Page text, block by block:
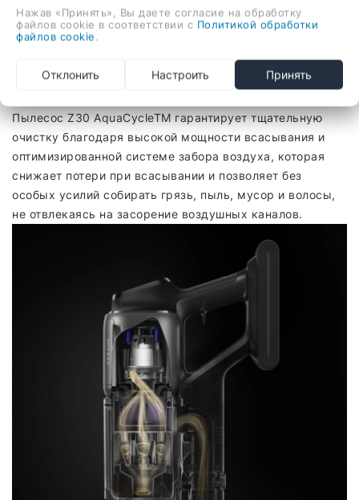
Благодаря мощности
всасывания 310 аэроватт после
уборки не остается ни одной
Пылесос Z30 AquaCycleTM гарантирует тщательную
очистку благодаря высокой мощности всасывания и
оптимизированной системе забора воздуха, которая
снижает потери при всасывании и позволяет без
особых усилий собирать грязь, пыль, мусор и волосы,
не отвлекаясь на засорение воздушных каналов.
Нажав «Принять», Вы даете согласие на обработку
файлов cookie в соответствии с Политикой обработки
файлов cookie.
Отклонить Настроить Принять